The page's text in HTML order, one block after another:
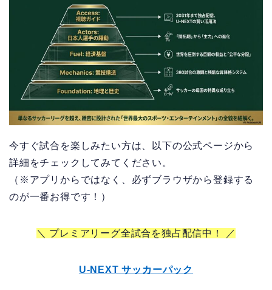
今すぐ試合を楽しみたい方は、以下の公式ページから
詳細をチェックしてみてください。
（※アプリからではなく、必ずブラウザから登録する
のが一番お得です！）
＼ プレミアリーグ全試合を独占配信中！ ／
U-NEXT サッカーパック